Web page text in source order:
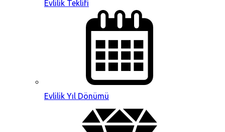
Evlilik Teklifi
Evlilik Yıl Dönümü